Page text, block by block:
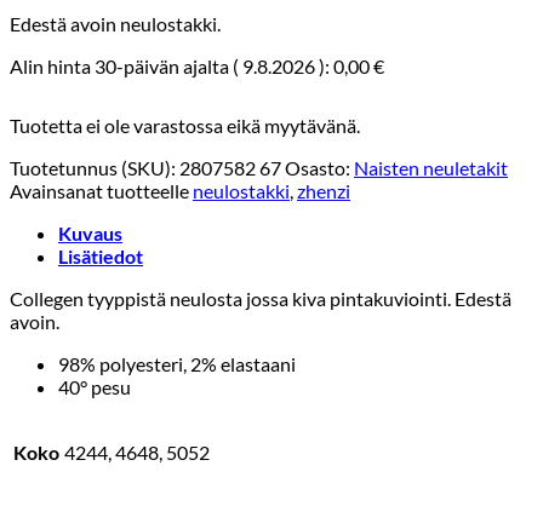
Edestä avoin neulostakki.
Alin hinta 30-päivän ajalta ( 9.8.2026): 0,00€
Tuotetta ei ole varastossa eikä myytävänä.
Tuotetunnus (SKU): 2807582 67Osasto: Naisten neuletakit
Avainsanat tuotteelle neulostakki,zhenzi
Kuvaus
Lisätiedot
Collegen tyyppistä neulosta jossa kiva pintakuviointi. Edestä
avoin.
98% polyesteri, 2% elastaani
40° pesu
Koko 4244, 4648, 5052